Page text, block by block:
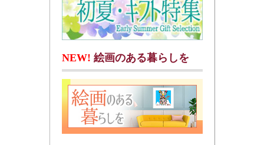
NEW! 絵画のある暮らしを